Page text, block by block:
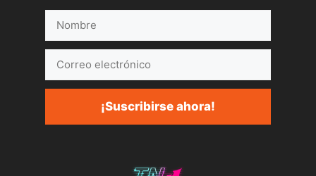
electrónico
¡Suscribirse ahora!